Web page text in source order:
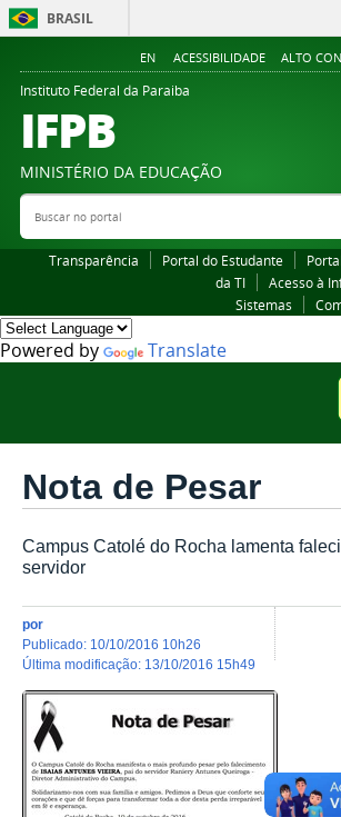
BRASIL
EN ACESSIBILIDADE ALTO
Instituto Federal da Paraiba
IFPB
MINISTÉRIO DA EDUCAÇÃO
Buscar no portal
Transparência Portal do Estudante
da TI
Acesso à
Sistemas
Powered by Translate
Nota de Pesar
Campus Catolé do Rocha lamenta
servidor
por
publicado: 10/10/2016 10h26
última modificação: 13/10/2016 15h49